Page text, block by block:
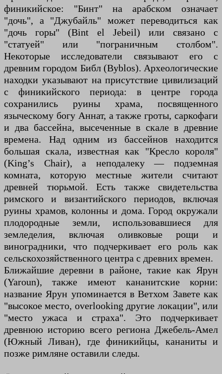
финикийское: "Бинт" на арабском означает
"дочь", а "Джубайль" может переводиться как
"дочь горы" (Bint el Jebeil) или связано с
"статуей" или "пограничным столбом".
Некоторые исследователи связывают его с
древним городом Библ (Byblos). Археологические
находки указывают на присутствие цивилизаций
с финикийского периода: в центре города
сохранились руины храма, посвященного
языческому богу Аннат, а также гроты, саркофаги
и два бассейна, высеченные в скале в древние
времена. Над одним из бассейнов находится
большая скала, известная как "Кресло короля"
(King’s Chair), а неподалеку — подземная
комната, которую местные жители считают
древней тюрьмой. Есть также свидетельства
римского и византийского периодов, включая
руины храмов, колонны и дома. Город окружали
плодородные земли, использовавшиеся для
земледелия, включая оливковые рощи и
виноградники, что подчеркивает его роль как
сельскохозяйственного центра с древних времен.
Ближайшие деревни в районе, такие как Ярун
(Yaroun), также имеют кананитские корни:
название Ярун упоминается в Ветхом Завете как
"высокое место, overlooking другие локации", или
"место ужаса и страха". Это подчеркивает
древнюю историю всего региона Джебель-Амел
(Южный Ливан), где финикийцы, кананиты и
позже римляне оставили следы.